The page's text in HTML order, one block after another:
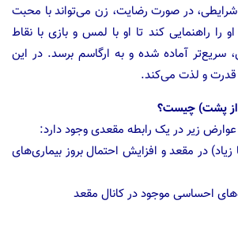
در صورت رضایت، زن می‌‌تواند با محبت
راهنمایی کند تا او با لمس و بازی با نقاط
آماده شده و به ارگاسم برسد. در این
و لذت می‌‌کند.
پشت) چیست؟
عوارض زیر در یک رابطه مقعدی وجود دارد:
در مقعد و افزایش احتمال بروز بیماری‌های
احساسی موجود در کانال مقعد